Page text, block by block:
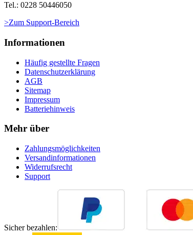
Tel.: 0228 50446050
>Zum Support-Bereich
Informationen
Häufig gestellte Fragen
Datenschutzerklärung
AGB
Sitemap
Impressum
Batteriehinweis
Mehr über
Zahlungsmöglichkeiten
Versandinformationen
Widerrufsrecht
Support
Sicher bezahlen: